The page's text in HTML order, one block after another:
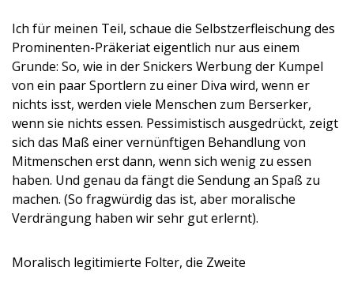
Ich für meinen Teil, schaue die Selbstzerfleischung des
Prominenten-Präkeriat eigentlich nur aus einem
Grunde: So, wie in der Snickers Werbung der Kumpel
von ein paar Sportlern zu einer Diva wird, wenn er
nichts isst, werden viele Menschen zum Berserker,
wenn sie nichts essen. Pessimistisch ausgedrückt, zeigt
sich das Maß einer vernünftigen Behandlung von
Mitmenschen erst dann, wenn sich wenig zu essen
haben. Und genau da fängt die Sendung an Spaß zu
machen. (So fragwürdig das ist, aber moralische
Verdrängung haben wir sehr gut erlernt).
Moralisch legitimierte Folter, die Zweite